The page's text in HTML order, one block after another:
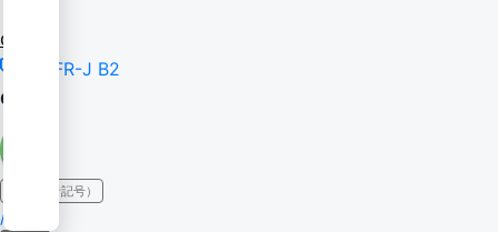
dye
CEFR-J B2
dye
IPA（発音記号）
/daɪ/